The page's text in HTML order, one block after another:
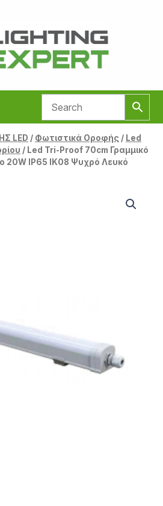
LED / Φωτιστικά Οροφής / Led
/ Led Tri-Proof 70cm Γραμμικό
20W IP65 IK08 Ψυχρό Λευκό